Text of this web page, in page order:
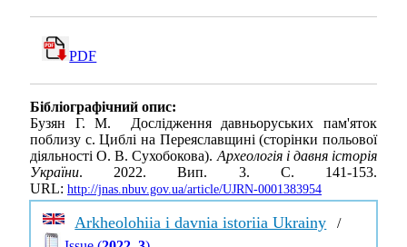
PDF
Бібліографічний опис:
Бузян Г. М. Дослідження давньоруських пам'яток
поблизу с. Циблі на Переяславщині (сторінки польової
діяльності О. В. Сухобокова).Археологія і давня історія
України. 2022. Вип. 3. С. 141-153.
URL: http://jnas.nbuv.gov.ua/article/UJRN-0001383954
Arkheolohiia i davnia istoriia Ukrainy /